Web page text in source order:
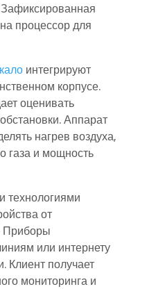
процессор для
интегрируют
корпусе.
оценивать
Аппарат
нагрев воздуха,
газа и мощность
от
Приборы
или интернету
Клиент получает
мониторинга и